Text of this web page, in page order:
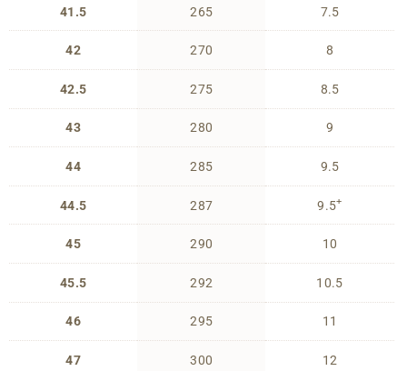
41.5
42
42.5
43
44
44.5
45
45.5
46
47
265
270
275
280
285
287
290
292
295
300
7.5
8
8.5
9
9.5
9.5+
10
10.5
11
12